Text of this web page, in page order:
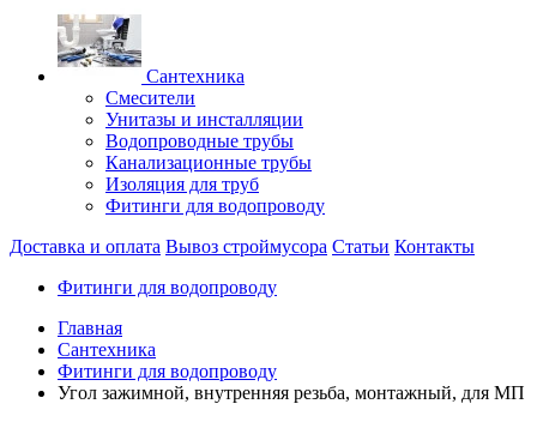
Сантехника
Смесители
Унитазы и инсталляции
Водопроводные трубы
Канализационные трубы
Изоляция для труб
Фитинги для водопроводу
Доставка и оплата Вывоз строймусора Статьи Контакты
Фитинги для водопроводу
Главная
Сантехника
Фитинги для водопроводу
Угол зажимной, внутренняя резьба, монтажный, для МП